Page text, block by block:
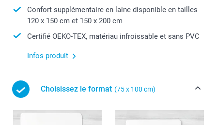
Confort supplémentaire en laine disponible en tailles
120 x 150 cm et 150 x 200 cm
Certifié OEKO-TEX, matériau infroissable et sans PVC
Infos produit
Choisissez le format (75 x 100 cm)